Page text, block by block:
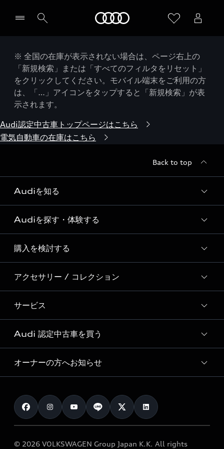
※ 全国の在庫が表示されない場合は、ページ右上の
「新規検索」または「すべてのフィルタをリセット」
をクリックしてください。モバイル端末をご利用の方
は、「…」アイコンをタップすると「新規検索」が表
示されます。
Audi認定中古車トップページはこちら
電気自動車の在庫はこちら
Back to top
Audiを知る
Audi ブランド
Story of Progress
Audi Sport
Formula 1®
デジタルサービス
Audiを探す・体験する
ディーラー検索
新車在庫検索
試乗車・展示車検索
見積り依頼
試乗予約
購入を検討する
モデル一覧
特別仕様モデル / 限定モデル
e-tronラインアップ
価格シミュレーション
車両比較
カタログ一覧
アクセサリー / コレクション
純正アクセサリー
オンラインショップ
Audi collection
アウディナビアプリ
サービス
サービス入庫予約
サービスプログラム
メンテナンス
車検 / 定期点検
e-tronアフターサポート
Audi 認定中古車を買う
Audi認定中古車
クオリティ
保証
メンテナンス
オーナーの方へお知らせ
お知らせ
オーナー様向けキャンペーン
© 2026 VOLKSWAGEN Group Japan K.K. All rights